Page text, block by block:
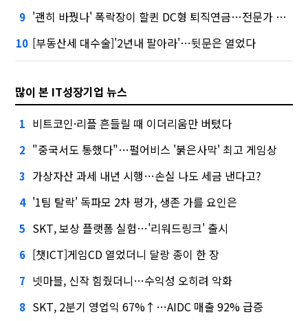
9 '괜히 바꿨나' 폭락장이 할퀸 DC형 퇴직연금…전문가 조언은
10 [부동산세 대수술]'2년내 팔아라'…뒷문은 열었다
많이 본 IT성장기업 뉴스
1 비트코인·리플 흔들릴 때 이더리움만 버텼다
2 "중국서도 통했다"…펄어비스 '붉은사막' 최고 게임상
3 가상자산 과세 내년 시행…손실 나도 세금 낸다고?
4 '1팀 탈락' 독파모 2차 평가, 생존 가를 요인은
5 SKT, 보상 플랫폼 실험…'리워드링크' 출시
6 [챗ICT]게임CD 열었더니 달랑 종이 한 장
7 넷마블, 신작 힘줬더니…수익성 오히려 악화
8 SKT, 2분기 영업익 67%↑…AIDC 매출 92% 급증